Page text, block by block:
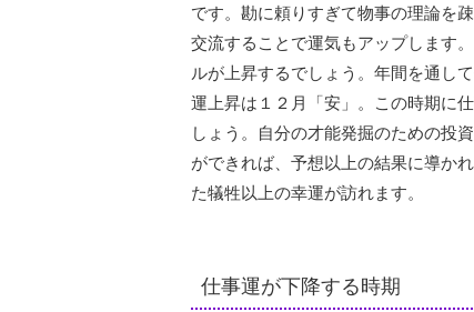
です。勘に頼りすぎて物事の理論を
交流することで運気もアップします
ルが上昇するでしょう。年間を通し
運上昇は１２月「安」。この時期に
しょう。自分の才能発掘のための投
ができれば、予想以上の結果に導か
た犠牲以上の幸運が訪れます。
仕事運が下降する時期